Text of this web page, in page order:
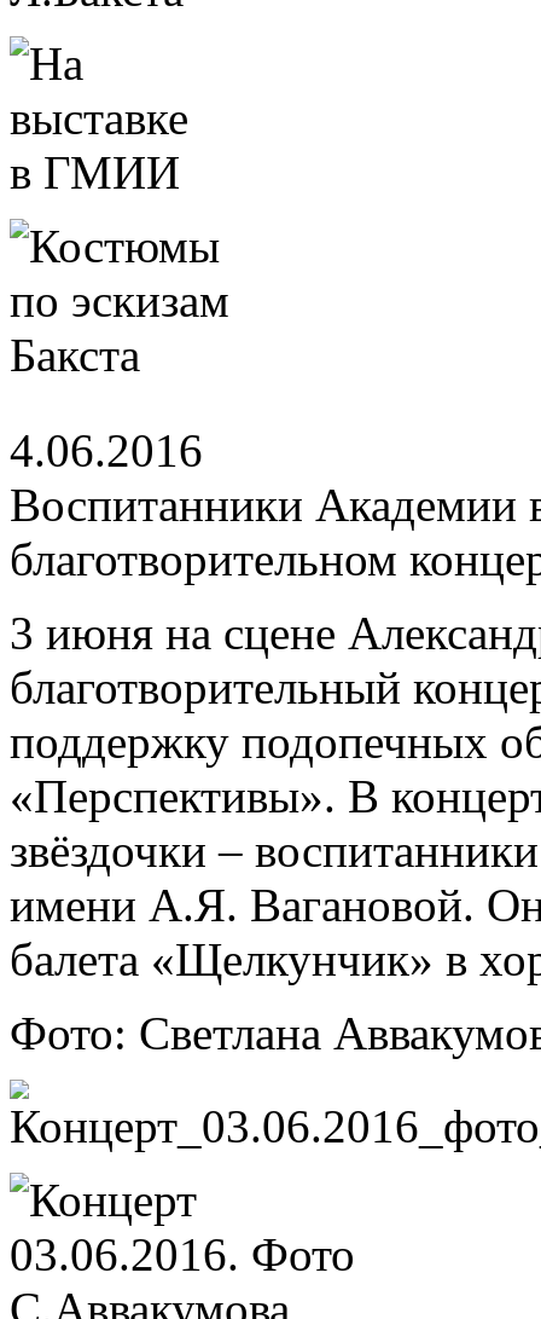
4.06.2016
Воспитанники Академии
благотворительном
3 июня на сцене
благотворительный
поддержку подопечных
«Перспективы». В
звёздочки –
имени А.Я. Вагановой.
балета «Щелкунчик» в
Фото: Светлана